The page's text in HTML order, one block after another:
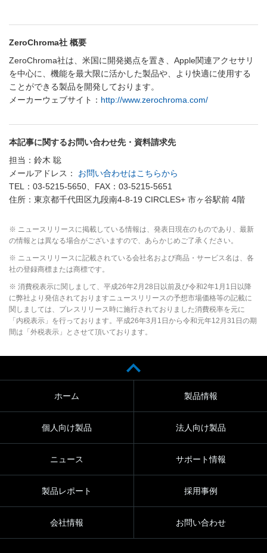
ZeroChroma社 概要
ZeroChroma社は、米国に開発拠点を置き、Apple関連アクセサリ
を中心に、機能を最大限に活かした製品や、より快適に使用する
ことができる製品を開発しております。
メーカーウェブサイト： http://www.zerochroma.com/
本記事に関するお問い合わせ先・資料請求先
担当：鈴木 聡
メールアドレス： お問い合わせはこちらから
TEL：03-5215-5650、FAX：03-5215-5651
住所：東京都千代田区九段南4-8-19 CIRCLES+ 市ヶ谷駅前 4階
※ ニュースリリースに掲載している情報は、発表日現在のものであり、最新
の情報とは異なる場合がございますので、あらかじめご了承ください。
※ ニュースリリースに記載されている会社名および商品・サービス名は、各
社の登録商標または商標です。
※ 消費税表示に関しまして、平成26年2月28日以前及び令和2年1月1日以降
に弊社より発信されておりますニュースリリースの予想市場価格等の記載に
関しましては、プレスリリース時に施行されておりました消費税率を元に
「内税表示」を行っております。平成26年3月1日から令和元年12月31日の期
間は「外税表示」とさせて頂いております。
ホーム 製品情報
個人向け製品 法人向け製品
ニュース サポート情報
製品レポート 採用事例
会社情報 お問い合わせ